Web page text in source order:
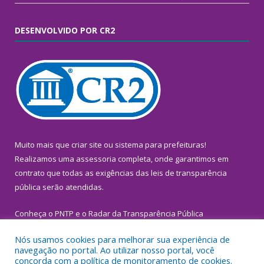
DESENVOLVIDO POR CR2
Muito mais que criar site ou sistema para prefeituras!
Realizamos uma assessoria completa, onde garantimos em
contrato que todas as exigências das leis de transparência
pública serão atendidas.
Conheça o PNTP e o Radar da Transparência Pública
Nós usamos cookies para melhorar sua experiência de
navegação no portal. Ao utilizar nosso portal, você
concorda com a política de monitoramento de cookies.